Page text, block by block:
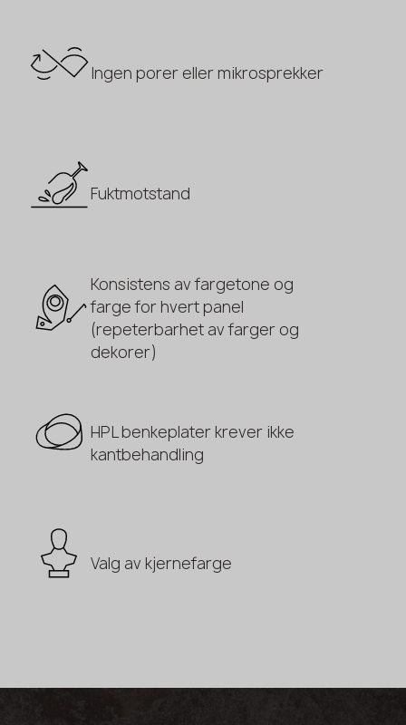
Ingen porer eller mikrosprekker
Fuktmotstand
Konsistens av fargetone og
farge for hvert panel
(repeterbarhet av farger og
dekorer)
HPL benkeplater krever ikke
kantbehandling
Valg av kjernefarge